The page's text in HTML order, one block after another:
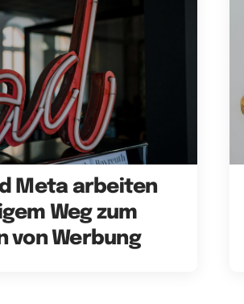
Meta arbeiten
Weg zum
von Werbung